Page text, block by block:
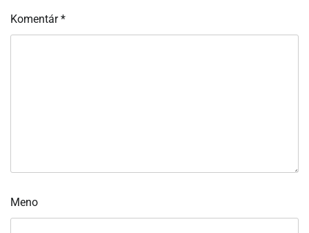
Komentár*
Meno